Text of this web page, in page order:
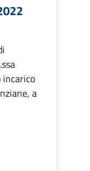
incarico
a